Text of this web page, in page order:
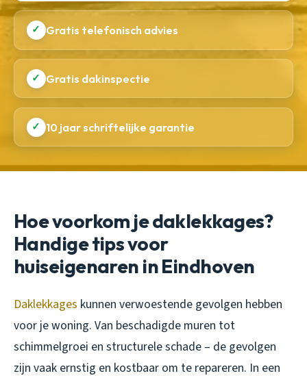
✓ Gratis telefonisch advies
✓ Gratis dakinspectie
✓ 10 jaar schriftelijke garantie
Hoe voorkom je daklekkages?
Handige tips voor
huiseigenaren in Eindhoven
Daklekkages kunnen verwoestende gevolgen hebben
voor je woning. Van beschadigde muren tot
schimmelgroei en structurele schade – de gevolgen
zijn vaak ernstig en kostbaar om te repareren. In een